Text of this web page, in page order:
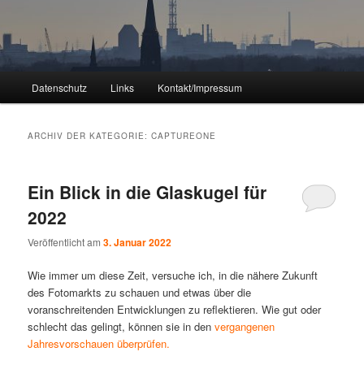
Datenschutz Links Kontakt/Impressum
ARCHIV DER KATEGORIE:CAPTUREONE
Ein Blick in die Glaskugel für
2022
Veröffentlicht am3. Januar 2022
Wie immer um diese Zeit, versuche ich, in die nähere Zukunft
des Fotomarkts zu schauen und etwas über die
voranschreitenden Entwicklungen zu reflektieren. Wie gut oder
schlecht das gelingt, können sie in denvergangenen
Jahresvorschauen überprüfen.